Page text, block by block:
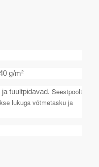
g/m²
tuultpidavad. Seestpoolt
lukuga võtmetasku ja